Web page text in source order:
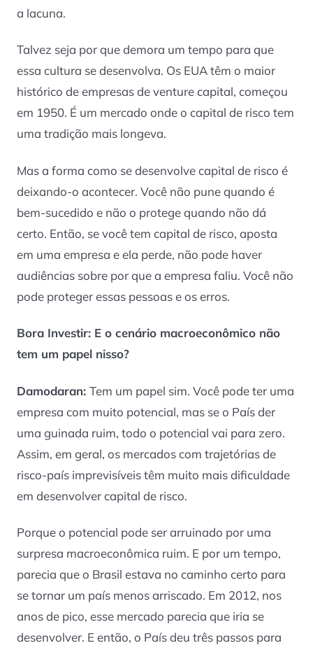
a lacuna.
Talvez seja por que demora um tempo para que
essa cultura se desenvolva. Os EUA têm o maior
histórico de empresas deventure capital, começou
em 1950. É um mercado onde o capital de risco tem
uma tradição mais longeva.
Mas a forma como se desenvolve capital de risco é
deixando-o acontecer. Você não pune quando é
bem-sucedido e não o protege quando não dá
certo. Então, se você tem capital de risco, aposta
em uma empresa e ela perde, não pode haver
audiências sobre por que a empresa faliu. Você não
pode proteger essas pessoas e os erros.
Bora Investir: E o cenário macroeconômico não
tem um papel nisso?
Damodaran: Tem um papel sim. Você pode ter uma
empresa com muito potencial, mas se o País der
uma guinada ruim, todo o potencial vai para zero.
Assim, em geral, os mercados com trajetórias de
risco-país imprevisíveis têm muito mais dificuldade
em desenvolver capital de risco.
Porque o potencial pode ser arruinado por uma
surpresa macroeconômica ruim. E por um tempo,
parecia que o Brasil estava no caminho certo para
se tornar um país menos arriscado. Em 2012, nos
anos de pico, esse mercado parecia que iria se
desenvolver. E então, o País deu três passos para